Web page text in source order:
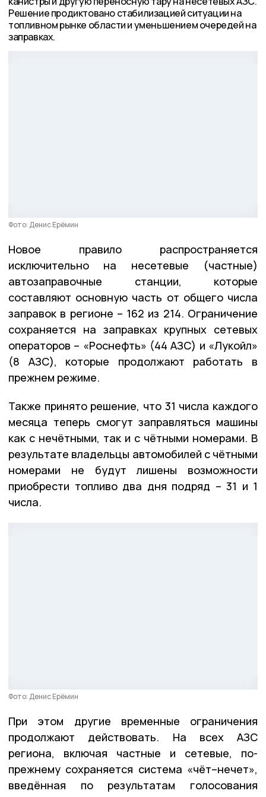
Решение продиктовано стабилизацией ситуации на
топливном рынке области и уменьшением очередей на
заправках.
Фото: Денис Ерёмин
Новое правило распространяется
исключительно на несетевые (частные)
автозаправочные станции, которые
составляют основную часть от общего числа
заправок в регионе – 162 из 214. Ограничение
сохраняется на заправках крупных сетевых
операторов – «Роснефть» (44 АЗС) и «Лукойл»
(8 АЗС), которые продолжают работать в
прежнем режиме.
Также принято решение, что 31 числа каждого
месяца теперь смогут заправляться машины
как с нечётными, так и с чётными номерами. В
результате владельцы автомобилей с чётными
номерами не будут лишены возможности
приобрести топливо два дня подряд – 31 и 1
числа.
Фото: Денис Ерёмин
При этом другие временные ограничения
продолжают действовать. На всех АЗС
региона, включая частные и сетевые, по-
прежнему сохраняется система «чёт–нечет»,
введённая по результатам голосования